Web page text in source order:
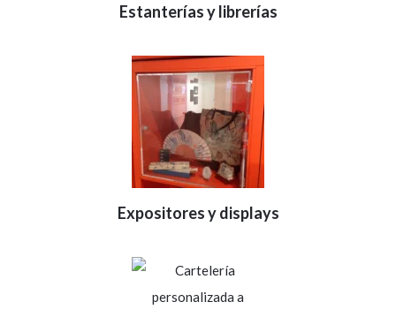
Estanterías y librerías
Expositores y displays